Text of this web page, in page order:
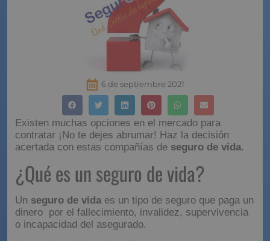
6 de septiembre 2021
Existen muchas opciones en el mercado para
contratar ¡No te dejes abrumar! Haz la decisión
acertada con estas compañías de seguro de vida.
¿Qué es un seguro de
vida?
Unseguro de vidaes un tipo de seguro que paga un